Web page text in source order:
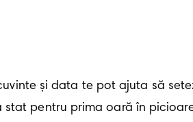
și data te pot ajuta să
pentru prima oară în picioare